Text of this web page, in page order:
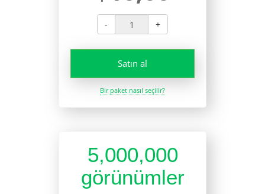
- +
Satın al
Bir paket nasıl seçilir?
5,000,000
görünümler